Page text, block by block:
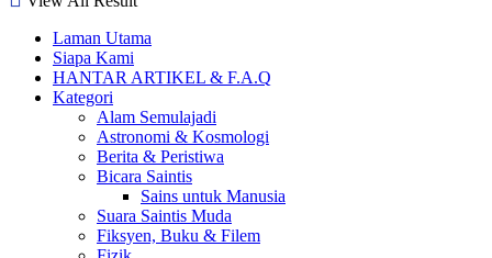
Laman Utama
Siapa Kami
HANTAR ARTIKEL & F.A.Q
Kategori
Alam Semulajadi
Astronomi & Kosmologi
Berita & Peristiwa
Bicara Saintis
Sains untuk Manusia
Suara Saintis Muda
Fiksyen, Buku & Filem